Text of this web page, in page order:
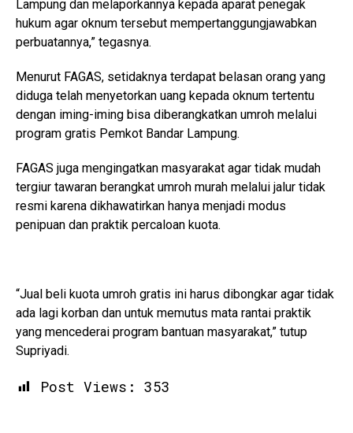
Lampung dan melaporkannya kepada aparat penegak
hukum agar oknum tersebut mempertanggungjawabkan
perbuatannya,” tegasnya.
Menurut FAGAS, setidaknya terdapat belasan orang yang
diduga telah menyetorkan uang kepada oknum tertentu
dengan iming-iming bisa diberangkatkan umroh melalui
program gratis Pemkot Bandar Lampung.
FAGAS juga mengingatkan masyarakat agar tidak mudah
tergiur tawaran berangkat umroh murah melalui jalur tidak
resmi karena dikhawatirkan hanya menjadi modus
penipuan dan praktik percaloan kuota.
“Jual beli kuota umroh gratis ini harus dibongkar agar tidak
ada lagi korban dan untuk memutus mata rantai praktik
yang mencederai program bantuan masyarakat,” tutup
Supriyadi.
Post Views: 353